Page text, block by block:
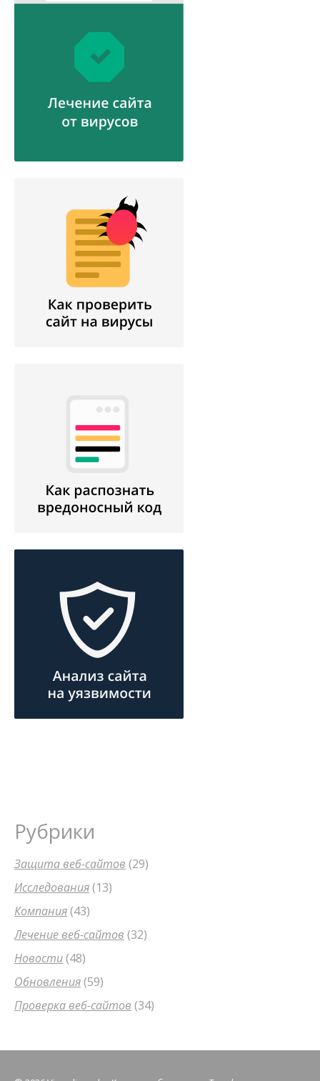
Рубрики
Защита веб-сайтов (29)
Исследования(13)
Компания(43)
Лечение веб-сайтов (32)
Новости(48)
Обновления(59)
Проверка веб-сайтов (34)